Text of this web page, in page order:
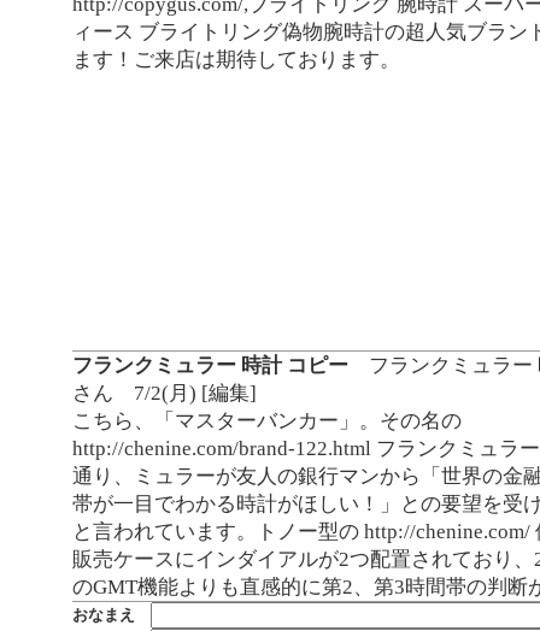
ィース ブライトリング偽物腕時計の超人気ブラン
ます！ご来店は期待しております。
フランクミュラー 時計 コピー
フランクミュラー
さん
7/2(月) [編集]
こちら、「マスターバンカー」。その名の
http://chenine.com/brand-122.html フランクミュラ
通り、ミュラーが友人の銀行マンから「世界の金
帯が一目でわかる時計がほしい！」との要望を受
と言われています。トノー型の http://chenine.com/
販売ケースにインダイアルが2つ配置されており、
のGMT機能よりも直感的に第2、第3時間帯の判断
おなまえ